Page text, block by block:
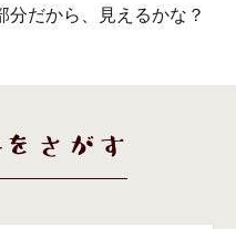
分だから、見えるかな？
さがす